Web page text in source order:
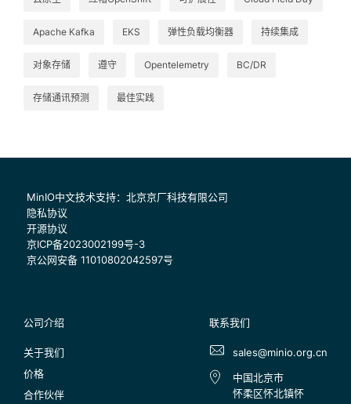
Apache Kafka EKS 弹性负载均衡器 持续集成
对象存储 遵守 Opentelemetry BC/DR
存储通讯预测 最佳实践
MinIO中文技术支持：北京京厂科技有限公司
隐私协议
开源协议
京ICP备2023002199号-3
京公网安备 11010802042597号
公司介绍
关于我们
价格
合作伙伴
联系我们
sales@minio.org.cn
中国北京市
怀柔区怀北镇怀